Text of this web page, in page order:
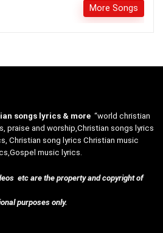
More Songs
songs lyrics & more “world christian
praise and worship,Christian songs lyrics
Christian song lyrics Christian music
music lyrics.
etc are the property and copyright of
purposes only.